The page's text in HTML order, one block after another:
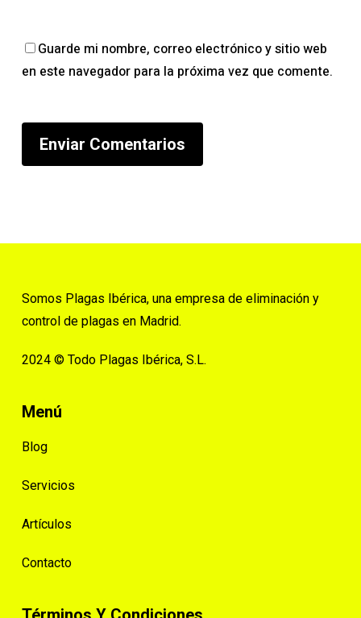
Guarde mi nombre, correo electrónico y sitio web
en este navegador para la próxima vez que comente.
Somos Plagas Ibérica, una empresa de eliminación y
control de plagas en Madrid.
2024 © Todo Plagas Ibérica, S.L.
Menú
Blog
Servicios
Artículos
Contacto